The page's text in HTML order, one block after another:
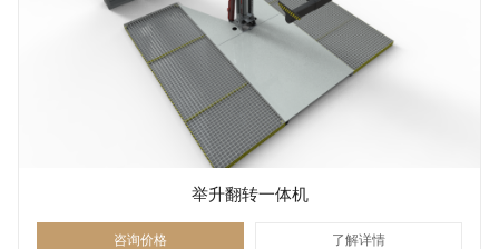
举升翻转一体机
咨询价格 了解详情